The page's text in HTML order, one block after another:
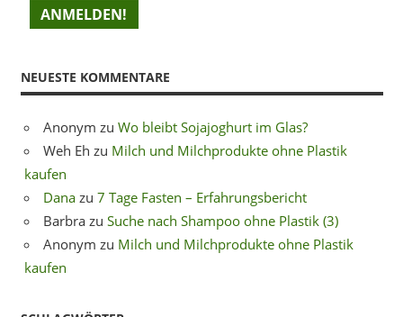
NEUESTE KOMMENTARE
Anonym zu Wo bleibt Sojajoghurt im Glas?
Weh Eh zu Milch und Milchprodukte ohne Plastik
kaufen
Dana zu 7 Tage Fasten – Erfahrungsbericht
Barbra zu Suche nach Shampoo ohne Plastik (3)
Anonym zu Milch und Milchprodukte ohne Plastik
kaufen